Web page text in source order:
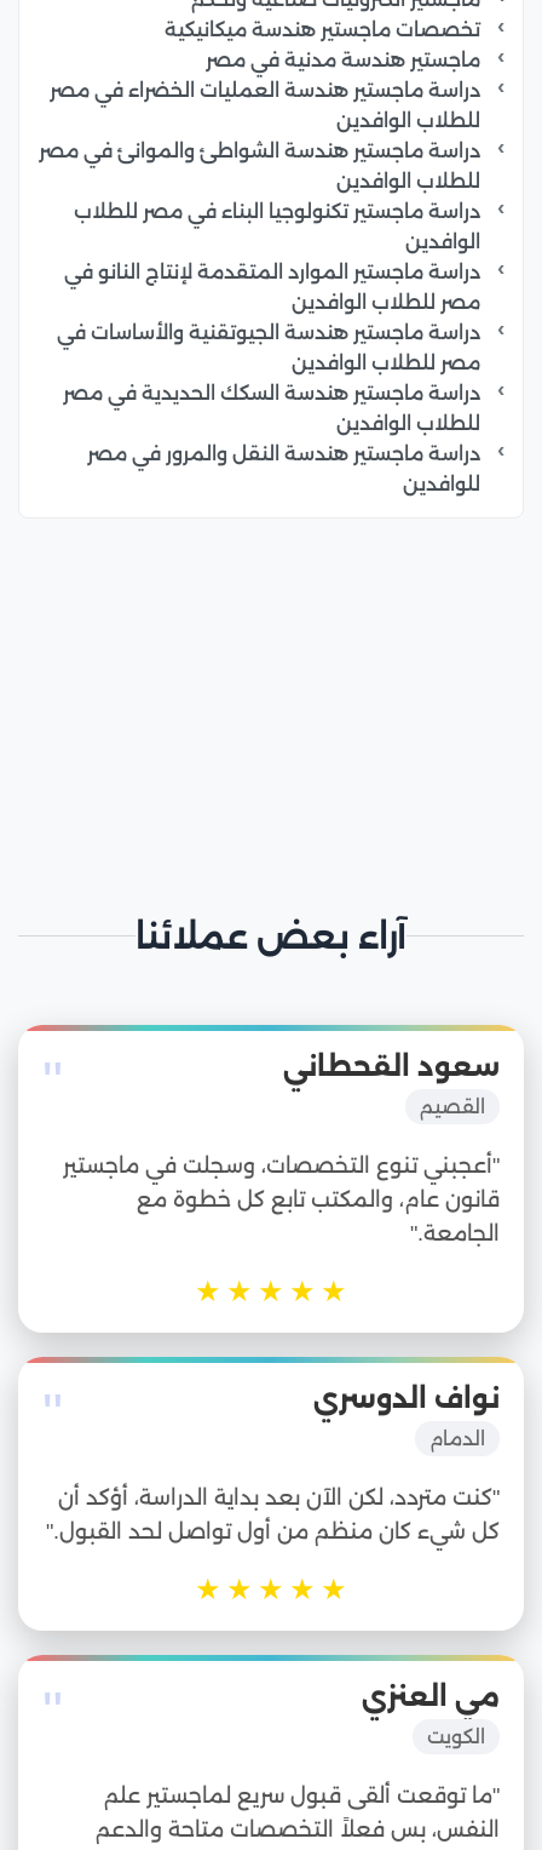
تخصصات ماجستير هندسة ميكانيكية
ماجستير هندسة مدنية في مصر
دراسة ماجستير هندسة العمليات الخضراء في مصر
للطلاب الوافدين
دراسة ماجستير هندسة الشواطئ والموانئ في مصر
للطلاب الوافدين
دراسة ماجستير تكنولوجيا البناء في مصر للطلاب
الوافدين
دراسة ماجستير الموارد المتقدمة لإنتاج النانو في
مصر للطلاب الوافدين
دراسة ماجستير هندسة الجيوتقنية والأساسات في
مصر للطلاب الوافدين
دراسة ماجستير هندسة السكك الحديدية في مصر
للطلاب الوافدين
دراسة ماجستير هندسة النقل والمرور في مصر
للوافدين
آراء بعض عملائنا
" سعود القحطاني
القصيم
"أعجبني تنوع التخصصات، وسجلت في ماجستير
قانون عام، والمكتب تابع كل خطوة مع
الجامعة."
★
★
★
★
★
" نواف الدوسري
الدمام
"كنت متردد، لكن الآن بعد بداية الدراسة، أؤكد أن
كل شيء كان منظم من أول تواصل لحد القبول."
★
★
★
★
★
" مي العنزي
الكويت
"ما توقعت ألقى قبول سريع لماجستير علم
النفس، بس فعلاً التخصصات متاحة والدعم